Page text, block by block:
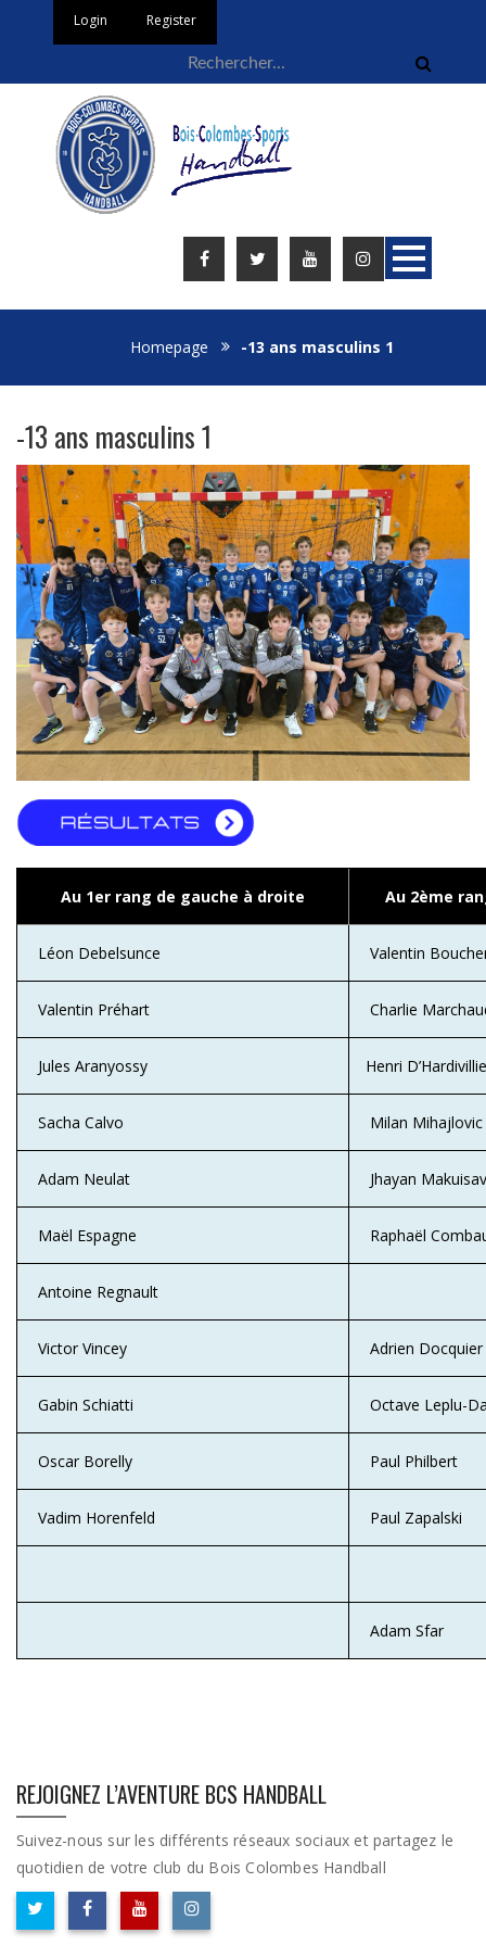
Login Register
Homepage -13 ans masculins 1
-13 ans masculins 1
Au 1er rang de gauche à droite Au 2ème
Léon Debelsunce Valentin
Valentin Préhart Charlie
Jules Aranyossy Henri
Sacha Calvo Milan
Adam Neulat Jhayan
Maël Espagne Raphaël
Antoine Regnault
Victor Vincey Adrien Docquier
Gabin Schiatti Octave Leplu-
Oscar Borelly Paul Philbert
Vadim Horenfeld Paul Zapalski
Adam Sfar
REJOIGNEZ L’AVENTURE BCS HANDBALL
Suivez-nous sur les différents réseaux sociaux et partagez le
quotidien de votre club du Bois Colombes Handball